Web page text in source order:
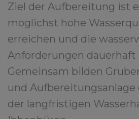
Ziel der Aufbereitung ist
möglichst hohe
erreichen und die
Anforderungen dauerhaft
Gemeinsam bilden
und Aufbereitungsanlage
der langfristigen